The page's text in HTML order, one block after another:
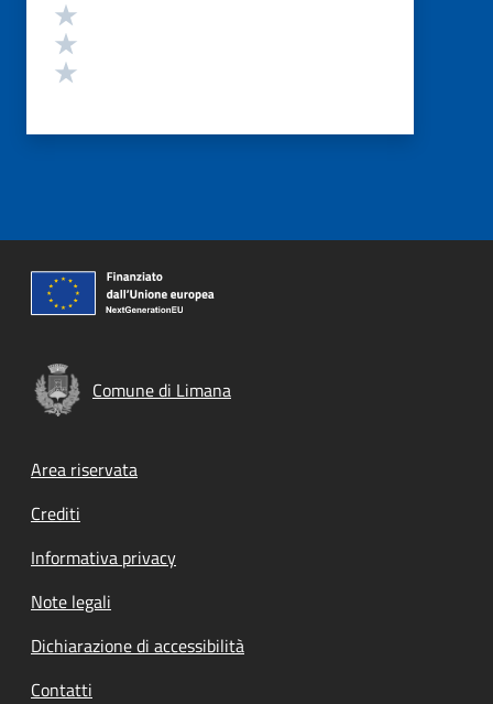
Comune di Limana
Footer menu
Area riservata
Crediti
Informativa privacy
Note legali
Dichiarazione di accessibilità
Contatti